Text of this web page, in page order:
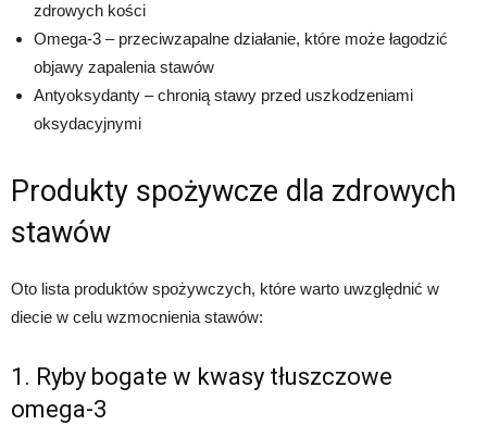
zdrowych kości
Omega-3 – przeciwzapalne działanie, które może łagodzić
objawy zapalenia stawów
Antyoksydanty – chronią stawy przed uszkodzeniami
oksydacyjnymi
Produkty spożywcze dla zdrowych
stawów
Oto lista produktów spożywczych, które warto uwzględnić w
diecie w celu wzmocnienia stawów:
1. Ryby bogate w kwasy tłuszczowe
omega-3